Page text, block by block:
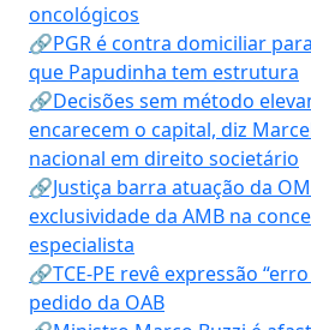
oncológicos
🔗PGR é contra domiciliar
que Papudinha tem estrutura
🔗Decisões sem método
encarecem o capital, diz
nacional em direito societário
🔗Justiça barra atuação da
exclusividade da AMB na
especialista
🔗TCE-PE revê expressão
pedido da OAB